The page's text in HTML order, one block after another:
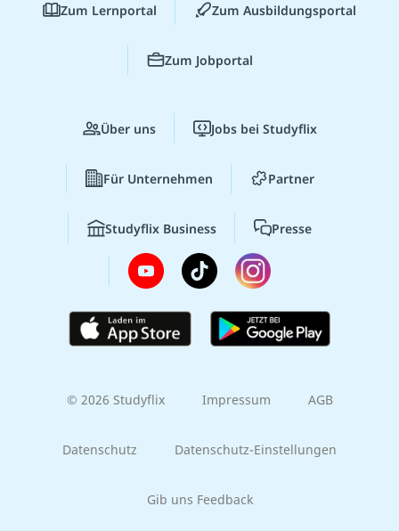
Zum Lernportal Zum Ausbildungsportal
Zum Jobportal
Über uns Jobs bei Studyflix
Für Unternehmen Partner
Studyflix Business Presse
© 2026 Studyflix Impressum AGB
Datenschutz Datenschutz-Einstellungen
Gib uns Feedback